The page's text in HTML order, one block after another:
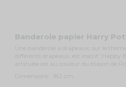
Banderole papier Harry
Une banderole à drapeaux, sur le
différents drapeaux, est inscrit 'Happy
articulée est au couleur du blason de
Dimensions : 182 cm.